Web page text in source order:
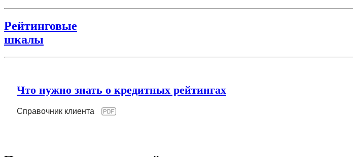
Рейтинговые
шкалы
Что нужно знать о кредитных рейтингах
Справочник клиента